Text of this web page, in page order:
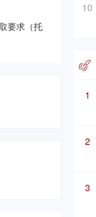
要求（托
10
1
2
3